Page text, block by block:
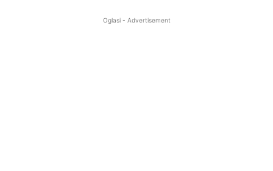
Oglasi - Advertisement